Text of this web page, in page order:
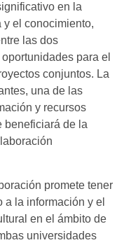
en la
y el conocimiento,
las dos
para el
conjuntos. La
una de las
y recursos
beneficiará de la
promete tener
a la información y el
en el ámbito de
universidades